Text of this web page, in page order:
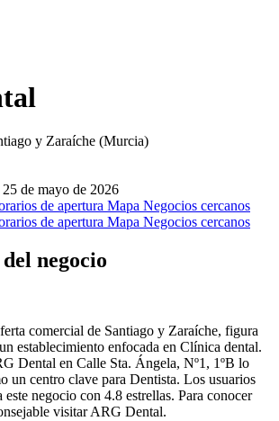
y Zaraíche (Murcia)
de mayo de 2026
de apertura Mapa Negocios cercanos
de apertura Mapa Negocios cercanos
negocio
comercial de Santiago y Zaraíche, figura
establecimiento enfocada en Clínica dental.
Dental en Calle Sta. Ángela, Nº1, 1ºB lo
un centro clave para Dentista. Los usuarios
este negocio con 4.8 estrellas. Para conocer
visitar ARG Dental.